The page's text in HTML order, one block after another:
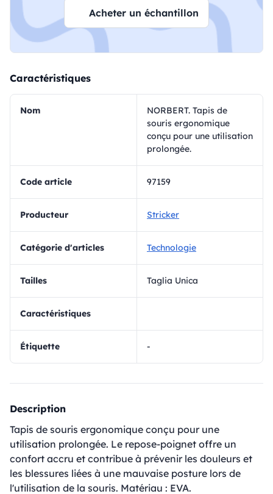
Acheter un échantillon
Caractéristiques
Nom
NORBERT. Tapis de
souris ergonomique
conçu pour une utilisation
prolongée.
Code article 97159
Producteur Stricker
Catégorie d'articles Technologie
Tailles Taglia Unica
Caractéristiques
Étiquette -
Description
Tapis de souris ergonomique conçu pour une
utilisation prolongée. Le repose-poignet offre un
confort accru et contribue à prévenir les douleurs et
les blessures liées à une mauvaise posture lors de
l'utilisation de la souris. Matériau : EVA.